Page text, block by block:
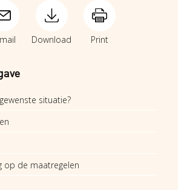
Download Print
situatie?
op de maatregelen